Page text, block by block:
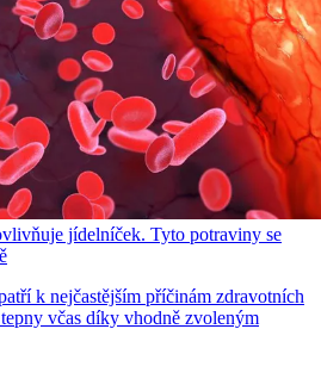
jídelníček. Tyto potraviny se
k nejčastějším příčinám zdravotních
včas díky vhodně zvoleným